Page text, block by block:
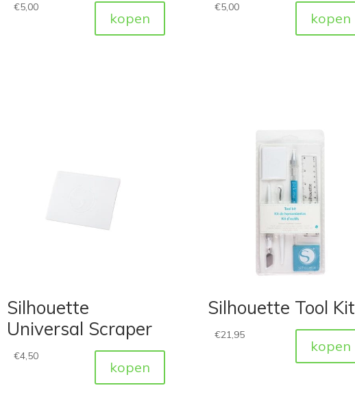
€5,00
kopen
€5,00
kopen
Silhouette
Universal Scraper
€4,50
kopen
Silhouette Tool Kit
€21,95
kopen